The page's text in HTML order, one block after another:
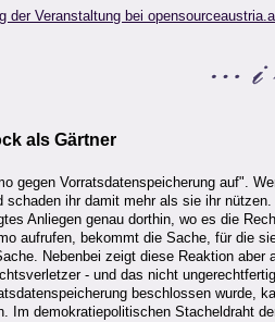
der Veranstaltung bei
als Gärtner
gegen Vorratsdatenspeicherung auf".
schaden ihr damit mehr als sie ihr
Anliegen genau dorthin, wo es die
aufrufen, bekommt die Sache, für die
Nebenbei zeigt diese Reaktion
- und das nicht
beschlossen wurde,
Im demokratiepolitischen Stacheldraht